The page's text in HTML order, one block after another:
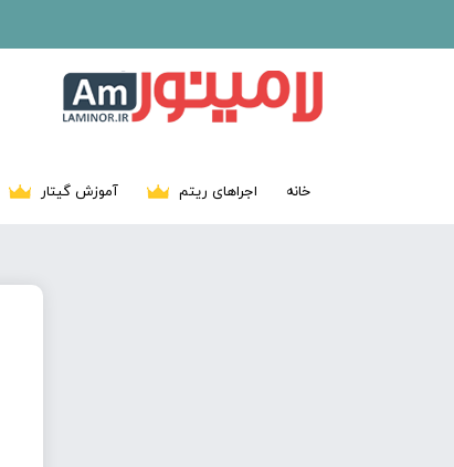
خانه اجراهای ریتم آموزش گیتار